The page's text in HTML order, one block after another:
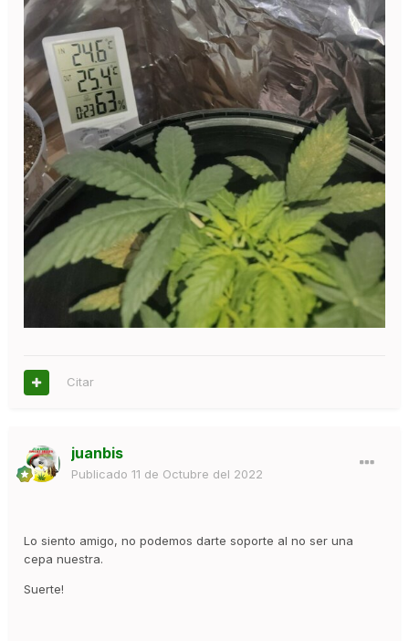
Citar
juanbis
Publicado 11 de Octubre del 2022
Lo siento amigo, no podemos darte soporte al no ser una
cepa nuestra.
Suerte!